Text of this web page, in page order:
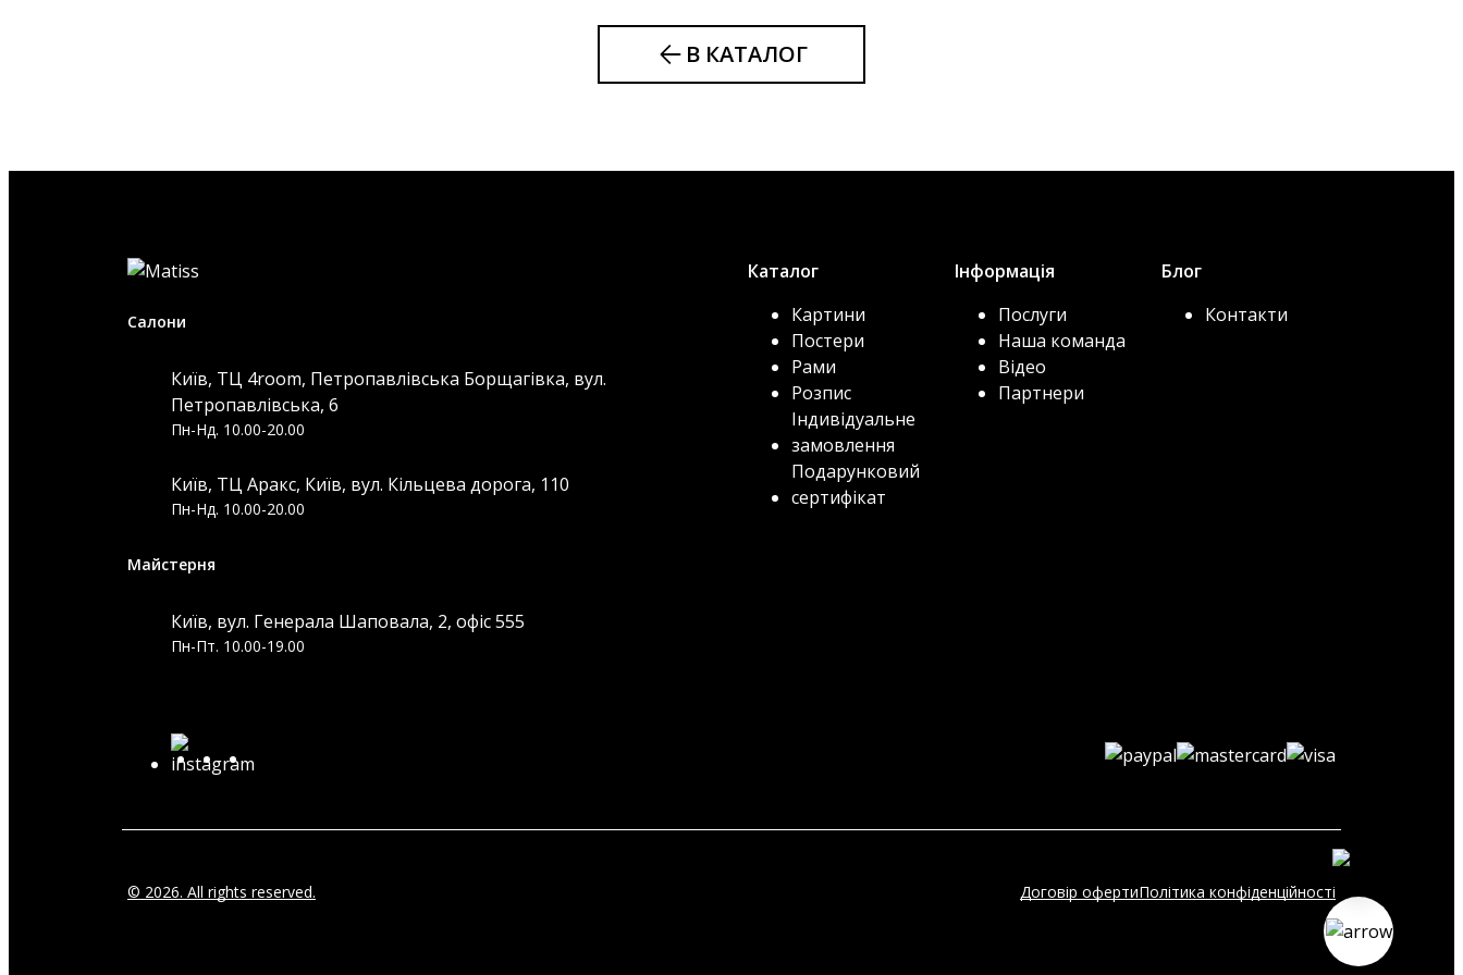
В КАТАЛОГ
Салони
Київ, ТЦ 4room, Петропавлівська Борщагівка, вул.
Петропавлівська, 6
Пн-Нд. 10.00-20.00
Київ, ТЦ Аракс, Київ, вул. Кільцева дорога, 110
Пн-Нд. 10.00-20.00
Майстерня
Київ, вул. Генерала Шаповала, 2, офіс 555
Пн-Пт. 10.00-19.00
Каталог
Картини
Постери
Рами
Розпис
Індивідуальне
замовлення
Подарунковий
сертифікат
Інформація
Послуги
Наша команда
Відео
Партнери
Блог
Контакти
© 2026. All rights reserved. Договір офертиПолітика конфіденційності